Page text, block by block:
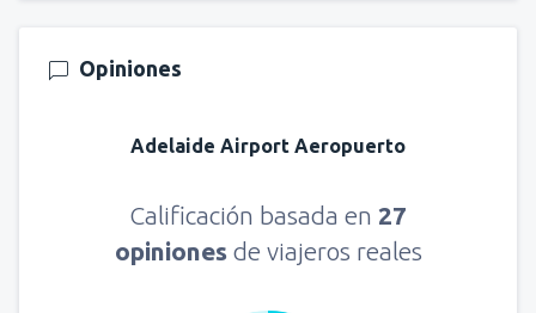
Opiniones
Adelaide Airport Aeropuerto
Calificación basada en 27
opiniones de viajeros reales